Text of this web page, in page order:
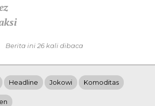
Berita ini 26 kali dibaca
Headline Jokowi Komoditas